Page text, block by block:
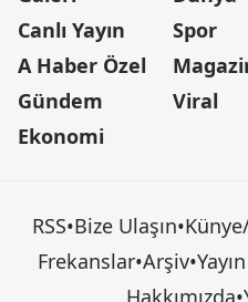
Canlı Yayın
A Haber Özel
Gündem
Ekonomi
Spor
Viral
RSS•Bize Ulaşın•
Frekanslar•Arşiv•